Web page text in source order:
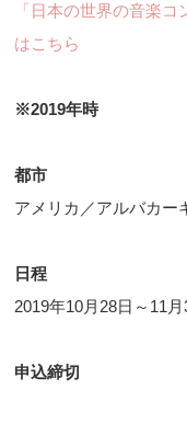
「日本の世界の音楽
はこちら
※2019年時
都市
アメリカ／アルバカー
日程
2019年10月28日～11月
申込締切